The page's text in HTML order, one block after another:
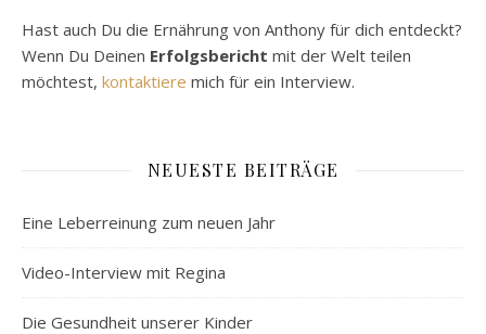
Hast auch Du die Ernährung von Anthony für dich entdeckt?
Wenn Du Deinen Erfolgsbericht mit der Welt teilen
möchtest, kontaktiere mich für ein Interview.
NEUESTE BEITRÄGE
Eine Leberreinung zum neuen Jahr
Video-Interview mit Regina
Die Gesundheit unserer Kinder